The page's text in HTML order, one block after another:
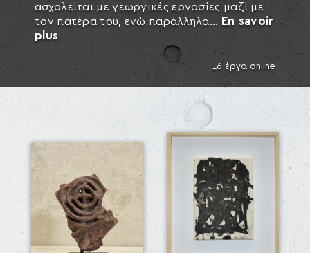
ασχολείται με γεωργικές εργασίες μαζί με
τον πατέρα του, ενώ παράλληλα... En savoir
plus
16 έργα online